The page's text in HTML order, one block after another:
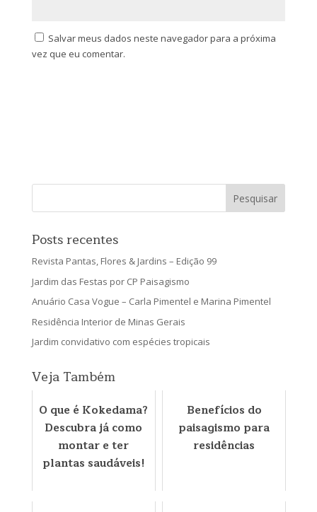
Salvar meus dados neste navegador para a próxima
vez que eu comentar.
Posts recentes
Revista Pantas, Flores & Jardins – Edição 99
Jardim das Festas por CP Paisagismo
Anuário Casa Vogue – Carla Pimentel e Marina Pimentel
Residência Interior de Minas Gerais
Jardim convidativo com espécies tropicais
Veja Também
O que é Kokedama?
Descubra já como
montar e ter
plantas saudáveis!
Benefícios do
paisagismo para
residências